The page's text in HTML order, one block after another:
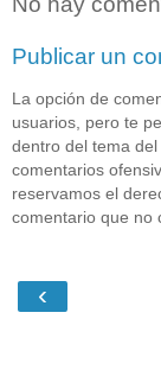
Publicar un
La opción de
usuarios, pero te
dentro del tema
comentarios
reservamos el
comentario que no
‹